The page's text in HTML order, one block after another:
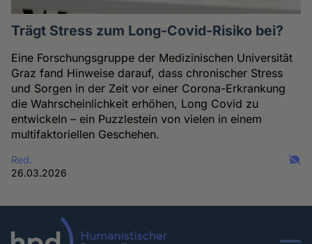
Trägt Stress zum Long-Covid-Risiko bei?
Eine Forschungsgruppe der Medizinischen Universität
Graz fand Hinweise darauf, dass chronischer Stress
und Sorgen in der Zeit vor einer Corona-Erkrankung
die Wahrscheinlichkeit erhöhen, Long Covid zu
entwickeln – ein Puzzlestein von vielen in einem
multifaktoriellen Geschehen.
Red.
26.03.2026